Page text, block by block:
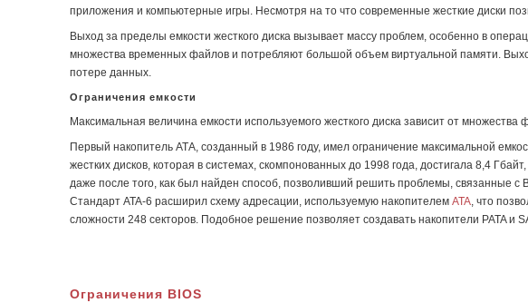
приложения и компьютерные игры. Несмотря на то что современные жесткие диски
Выход за пределы емкости жесткого диска вызывает массу проблем, особенно в
множества временных файлов и потребляют большой объем виртуальной памяти.
потере данных.
Ограничения емкости
Максимальная величина емкости используемого жесткого диска зависит от
Первый накопитель АТА, созданный в 1986 году, имел ограничение максимальной
жестких дисков, которая в системах, скомпонованных до 1998 года, достигала 8,4
даже после того, как был найден способ, позволивший решить проблемы, связанные
Стандарт ATA-6 расширил схему адресации, используемую накопителем ATA, что
сложности 248 секторов. Подобное решение позволяет создавать накопители PATA и
Ограничения BIOS